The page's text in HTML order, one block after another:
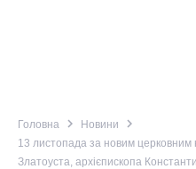
Головна navigate_next Новини navigate_next
13 листопада за новим церковним
Златоуста, архієпископа